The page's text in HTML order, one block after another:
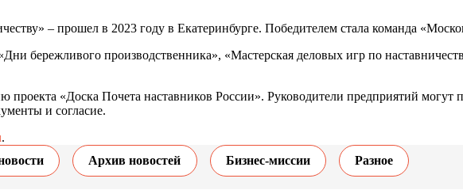
– прошел в 2023 году в Екатеринбурге. Победителем стала команда
бережливого производственника», «Мастерская деловых игр по
«Доска Почета наставников России». Руководители предприятий могут
и согласие.
.
Архив новостей Бизнес-миссии Разное